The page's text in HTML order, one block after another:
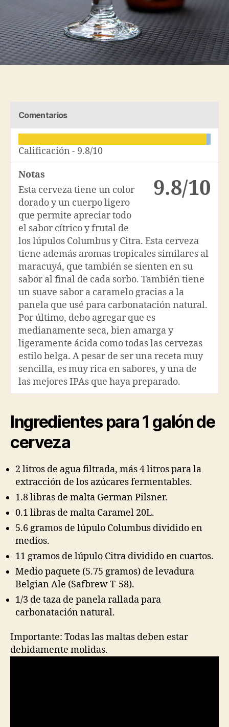
Comentarios
Calificación - 9.8/10
9.8/10
Notas
Esta cerveza tiene un color
dorado y un cuerpo ligero
que permite apreciar todo
el sabor cítrico y frutal de
los lúpulos Columbus y Citra. Esta cerveza
tiene además aromas tropicales similares al
maracuyá, que también se sienten en su
sabor al final de cada sorbo. También tiene
un suave sabor a caramelo gracias a la
panela que usé para carbonatación natural.
Por último, debo agregar que es
medianamente seca, bien amarga y
ligeramente ácida como todas las cervezas
estilo belga. A pesar de ser una receta muy
sencilla, es muy rica en sabores, y una de
las mejores IPAs que haya preparado.
Ingredientes para 1 galón de
cerveza
2 litros de agua filtrada, más 4 litros para la
extracción de los azúcares fermentables.
1.8 libras de malta German Pilsner.
0.1 libras de malta Caramel 20L.
5.6 gramos de lúpulo Columbus dividido en
medios.
11 gramos de lúpulo Citra dividido en cuartos.
Medio paquete (5.75 gramos) de levadura
Belgian Ale (Safbrew T-58).
1/3 de taza de panela rallada para
carbonatación natural.
Importante: Todas las maltas deben estar
debidamente molidas.